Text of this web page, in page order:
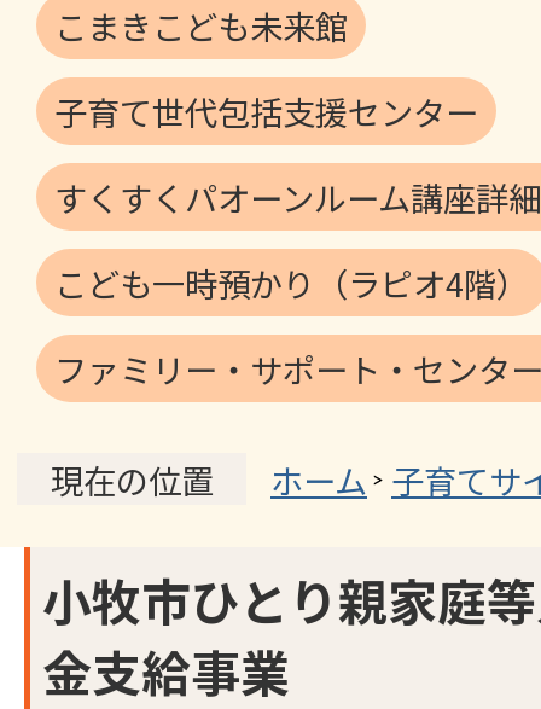
こまきこども未来館
子育て世代包括支援センター
すくすくパオーンルーム講座詳
こども一時預かり（ラピオ4階）
ファミリー・サポート・センタ
現在の位置 ホーム 子育てサ
小牧市ひとり親家庭
金支給事業